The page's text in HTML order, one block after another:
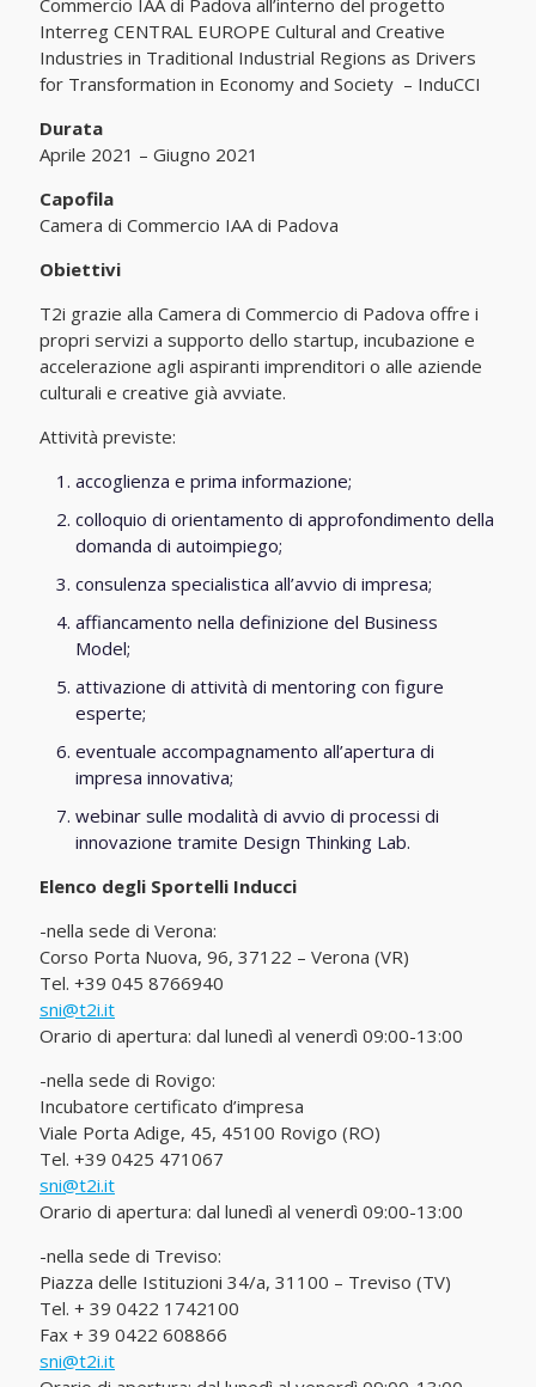
Interreg CENTRAL EUROPE Cultural and Creative
Industries in Traditional Industrial Regions as Drivers
for Transformation in Economy and Society – InduCCI
Durata
Aprile 2021 – Giugno 2021
Capofila
Camera di Commercio IAA di Padova
Obiettivi
T2i grazie alla Camera di Commercio di Padova offre i
propri servizi a supporto dello startup, incubazione e
accelerazione agli aspiranti imprenditori o alle aziende
culturali e creative già avviate.
Attività previste:
accoglienza e prima informazione;
colloquio di orientamento di approfondimento della
domanda di autoimpiego;
consulenza specialistica all’avvio di impresa;
affiancamento nella definizione del Business
Model;
attivazione di attività di mentoring con figure
esperte;
eventuale accompagnamento all’apertura di
impresa innovativa;
webinar sulle modalità di avvio di processi di
innovazione tramite Design Thinking Lab.
Elenco degli Sportelli Inducci
-nella sede di Verona:
Corso Porta Nuova, 96, 37122 – Verona (VR)
Tel. +39 045 8766940
sni@t2i.it
Orario di apertura: dal lunedì al venerdì 09:00-13:00
-nella sede di Rovigo:
Incubatore certificato d’impresa
Viale Porta Adige, 45, 45100 Rovigo (RO)
Tel. +39 0425 471067
sni@t2i.it
Orario di apertura: dal lunedì al venerdì 09:00-13:00
-nella sede di Treviso:
Piazza delle Istituzioni 34/a, 31100 – Treviso (TV)
Tel. + 39 0422 1742100
Fax + 39 0422 608866
sni@t2i.it